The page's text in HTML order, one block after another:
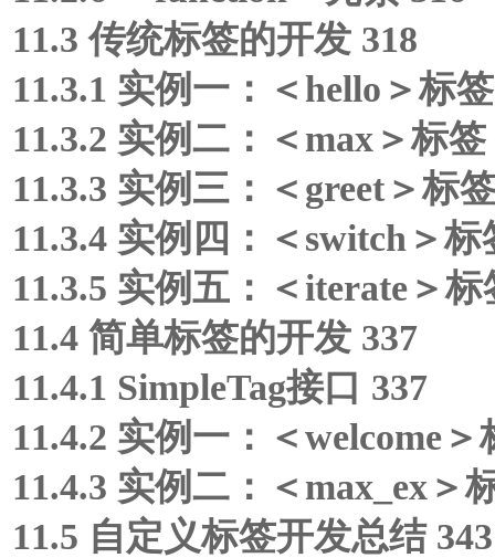
11.3 传统标签的开发 318
11.3.1 实例一：＜hello＞标
11.3.2 实例二：＜max＞标签
11.3.3 实例三：＜greet＞标
11.3.4 实例四：＜switch＞标
11.3.5 实例五：＜iterate＞标
11.4 简单标签的开发 337
11.4.1 SimpleTag接口 337
11.4.2 实例一：＜welcome＞
11.4.3 实例二：＜max_ex＞
11.5 自定义标签开发总结 343